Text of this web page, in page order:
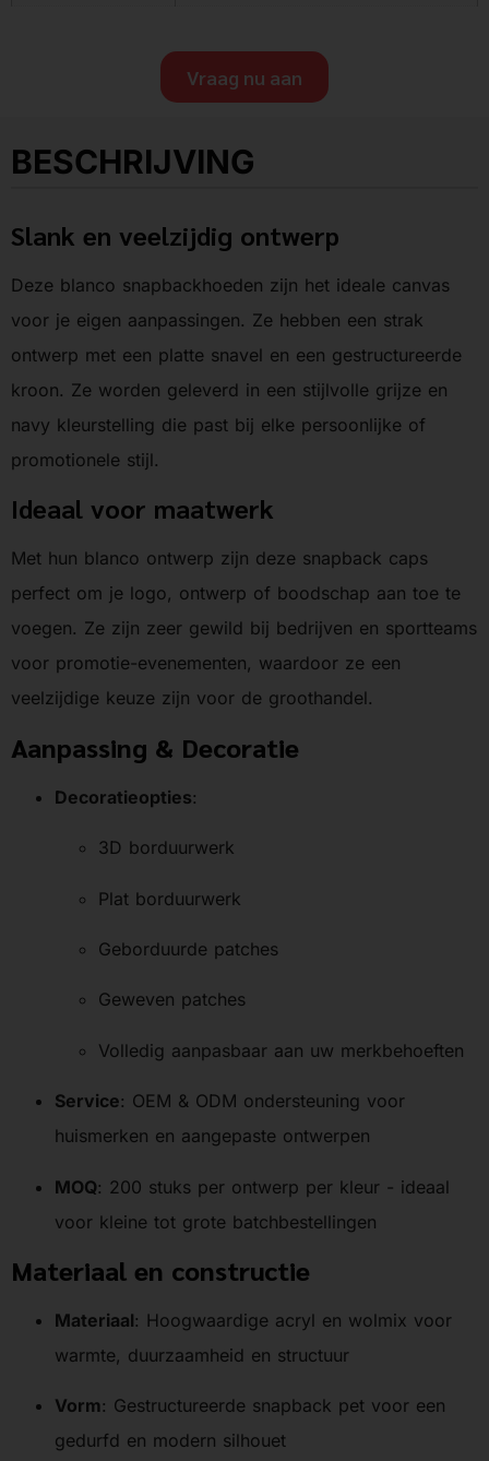
Vraag nu aan
BESCHRIJVING
Slank en veelzijdig ontwerp
Deze blanco snapbackhoeden zijn het ideale canvas
voor je eigen aanpassingen. Ze hebben een strak
ontwerp met een platte snavel en een gestructureerde
kroon. Ze worden geleverd in een stijlvolle grijze en
navy kleurstelling die past bij elke persoonlijke of
promotionele stijl.
Ideaal voor maatwerk
Met hun blanco ontwerp zijn deze snapback caps
perfect om je logo, ontwerp of boodschap aan toe te
voegen. Ze zijn zeer gewild bij bedrijven en sportteams
voor promotie-evenementen, waardoor ze een
veelzijdige keuze zijn voor de groothandel.
Aanpassing & Decoratie
Decoratieopties:
3D borduurwerk
Plat borduurwerk
Geborduurde patches
Geweven patches
Volledig aanpasbaar aan uw merkbehoeften
Service: OEM & ODM ondersteuning voor
huismerken en aangepaste ontwerpen
MOQ: 200 stuks per ontwerp per kleur - ideaal
voor kleine tot grote batchbestellingen
Materiaal en constructie
Materiaal: Hoogwaardige acryl en wolmix voor
warmte, duurzaamheid en structuur
Vorm: Gestructureerde snapback pet voor een
gedurfd en modern silhouet